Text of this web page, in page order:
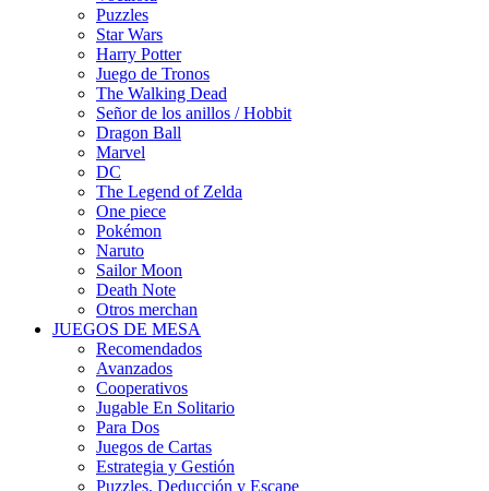
Puzzles
Star Wars
Harry Potter
Juego de Tronos
The Walking Dead
Señor de los anillos / Hobbit
Dragon Ball
Marvel
DC
The Legend of Zelda
One piece
Pokémon
Naruto
Sailor Moon
Death Note
Otros merchan
JUEGOS DE MESA
Recomendados
Avanzados
Cooperativos
Jugable En Solitario
Para Dos
Juegos de Cartas
Estrategia y Gestión
Puzzles, Deducción y Escape